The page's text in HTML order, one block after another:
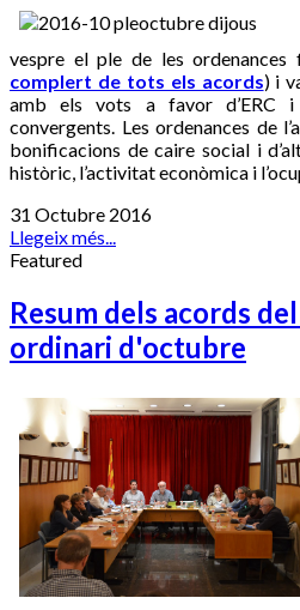
vespre el ple de les ordenances
complert de tots els acords) i
amb els vots a favor d’ERC i
convergents. Les ordenances de
bonificacions de caire social i
històric, l’activitat econòmica i
31 Octubre 2016
Llegeix més...
Featured
Resum dels acords
ordinari d'octubre